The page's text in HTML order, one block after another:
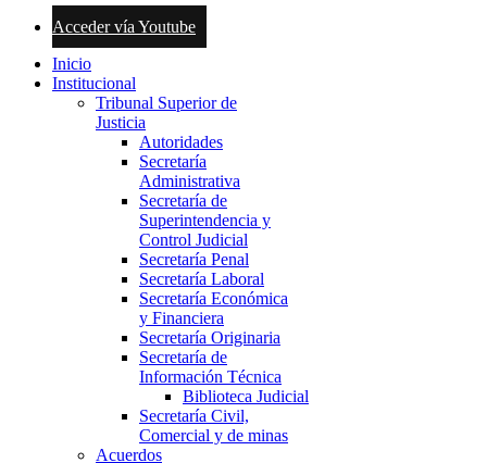
Acceder vía Youtube
Inicio
Institucional
Tribunal Superior de
Justicia
Autoridades
Secretaría
Administrativa
Secretaría de
Superintendencia y
Control Judicial
Secretaría Penal
Secretaría Laboral
Secretaría Económica
y Financiera
Secretaría Originaria
Secretaría de
Información Técnica
Biblioteca Judicial
Secretaría Civil,
Comercial y de minas
Acuerdos